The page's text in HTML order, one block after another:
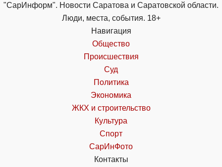
"СарИнформ". Новости Саратова и Саратовской области.
Люди, места, события. 18+
Навигация
Общество
Происшествия
Суд
Политика
Экономика
ЖКХ и строительство
Культура
Спорт
СарИнФото
Контакты